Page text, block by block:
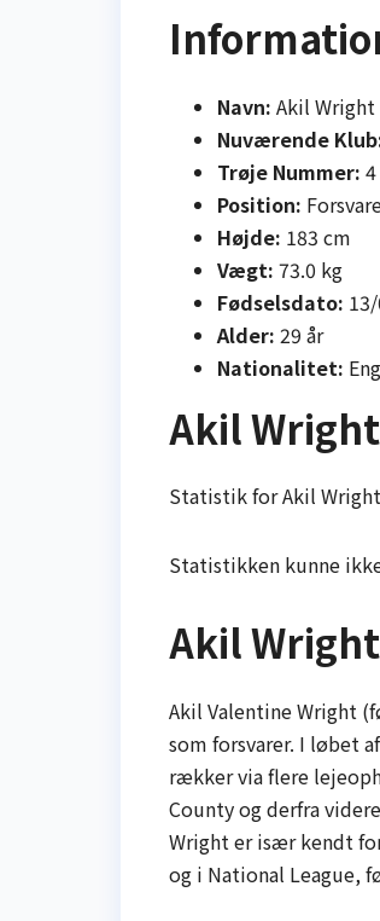
Navn: Akil Wright
Nuværende
Trøje Nummer: 4
Position:
Højde: 183 cm
Vægt: 73.0 kg
Fødselsdato:
Alder: 29 år
Nationalitet:
Akil
Statistik for Akil
Statistikken kunne
Akil
Akil Valentine Wright
som forsvarer. I løbet
rækker via flere
County og derfra
Wright er især kendt
og i National League,